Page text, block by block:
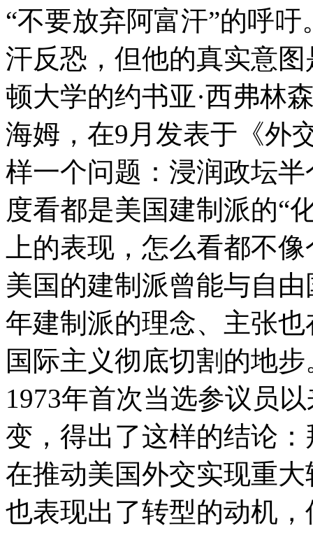
“不要放弃阿富汗”的呼
汗反恐，但他的真实意
顿大学的约书亚·西弗林
海姆，在9月发表于《外
样一个问题：浸润政坛
度看都是美国建制派的“
上的表现，怎么看都不
美国的建制派曾能与自
年建制派的理念、主张
国际主义彻底切割的地
1973年首次当选参议员
变，得出了这样的结论
在推动美国外交实现重
也表现出了转型的动机